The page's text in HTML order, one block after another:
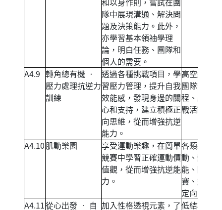
隊中展現溝通、解決問
題及決策能力。此外，
亦學習基本領袖學理
論，明白任務、團隊和
個人的需要。
A4.9 轉角總有機 ‧
壓力處理抗逆力
訓練
透過各種挑戰項目，學
習壓力管理，提升自我
效能感，發現身邊的關
心和支持，建立積極正
向思維，從而增強抗逆
能力。
高空繩網、
團隊紮作工
程、歷奇挑
戰活動。
A4.10肌動樂園
享受運動樂趣，在簡單
競賽中學習正確運動價
值觀，從而增強抗逆能
力。
各類新興運
動、體適
能、障礙
賽、遠足、
定向
A4.11從心出發 ‧ 自 加入性格透視元素，了低結構及高